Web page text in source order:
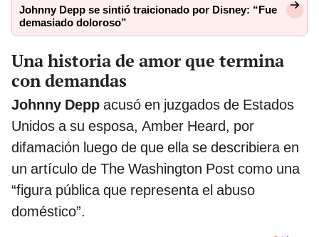
Johnny Depp se sintió traicionado por Disney: “Fue
demasiado doloroso”
Una historia de amor que termina
con demandas
Johnny Depp acusó en juzgados de Estados
Unidos a su esposa, Amber Heard, por
difamación luego de que ella se describiera en
un artículo de The Washington Post como una
“figura pública que representa el abuso
doméstico”.